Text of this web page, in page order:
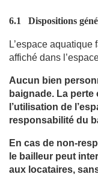
6.1 Dispositions
L’espace aquatique
affiché dans
Aucun bien
baignade. La
l’utilisation de
responsabilité du
En cas de non-
le bailleur peut
aux locataires,